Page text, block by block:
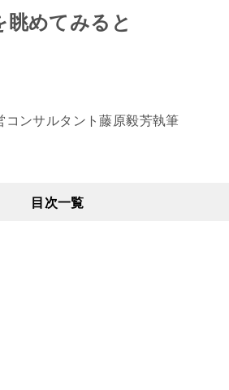
眺めてみると
コンサルタント藤原毅芳執筆
目次一覧